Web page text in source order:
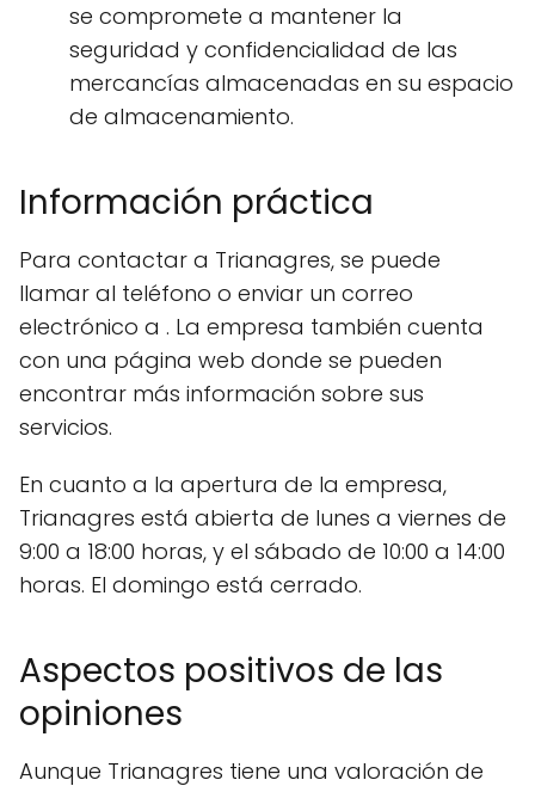
se compromete a mantener la
seguridad y confidencialidad de las
mercancías almacenadas en su espacio
de almacenamiento.
Información práctica
Para contactar a Trianagres, se puede
llamar al teléfono o enviar un correo
electrónico a . La empresa también cuenta
con una página web donde se pueden
encontrar más información sobre sus
servicios.
En cuanto a la apertura de la empresa,
Trianagres está abierta de lunes a viernes de
9:00 a 18:00 horas, y el sábado de 10:00 a 14:00
horas. El domingo está cerrado.
Aspectos positivos de las
opiniones
Aunque Trianagres tiene una valoración de